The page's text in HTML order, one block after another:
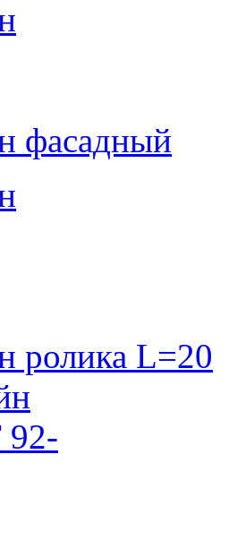
фасадный
ролика L=20